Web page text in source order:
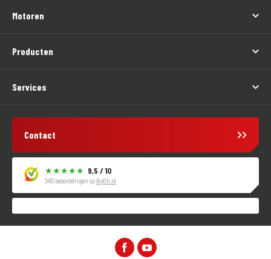
Motoren
Producten
Services
Contact
9,5 / 10
3415 beoordelingen op KiyOh.nl